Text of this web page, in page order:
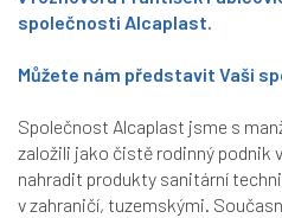
společnosti Alcaplast.
Můžete nám představit Vaši
Společnost Alcaplast jsme s
založili jako čistě rodinný podnik
nahradit produkty sanitární
v zahraničí, tuzemskými.